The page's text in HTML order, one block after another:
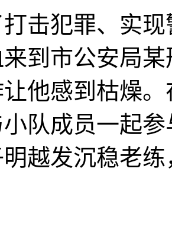
犯罪、实现
到市公安局
他感到枯燥
队成员一起
越发沉稳老